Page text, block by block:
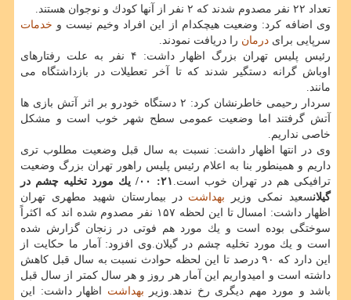
تعداد ۲۲ نفر مصدوم شدند كه ۲ نفر از آنها كودك و نوجوان هستند.
وی اضافه كرد: وضعیت هیچكدام از این افراد وخیم نیست و خدمات
سرپایی برای درمان را دریافت نمودند.
رئیس پلیس تهران بزرگ اظهار داشت: ۴ نفر به علت رفتارهای
اوباش گرانه دستگیر شدند كه تا آخر تعطیلات در بازداشتگاه می
مانند.
سردار رحیمی خاطرنشان كرد: ۲ دستگاه خودرو بر اثر آتش بازی ها
آتش گرفتند اما وضعیت عمومی سطح شهر خوب است و مشكل
خاصی نداریم.
وی در انتها اظهار داشت: نسبت به سال قبل وضعیت مطلوب تری
داریم و همینطور بنا به اعلام رئیس پلیس راهور تهران بزرگ وضعیت
ترافیكی هم در تهران خوب است.
۲۱: ۰۰/ یك مورد تخلیه چشم در
گیلانسعید نمكی وزیر بهداشت در بیمارستان شهید مطهری تهران
اظهار داشت: امسال تا این لحظه ۱۵۷ نفر مصدوم شده اند كه اكثراً
سوختگی بوده است و یك مورد هم فوتی در زنجان گزارش شده
است و یك مورد تخلیه چشم در گیلان.وی افزود: آمار ما حكایت از
این دارد كه ۹۰ درصد تا این لحظه حوادث نسبت به سال قبل كاهش
داشته است و امیدواریم این آمار هر روز و هر سال كمتر از سال قبل
باشد و مورد مهم دیگری رخ ندهد.وزیر بهداشت اظهار داشت: این